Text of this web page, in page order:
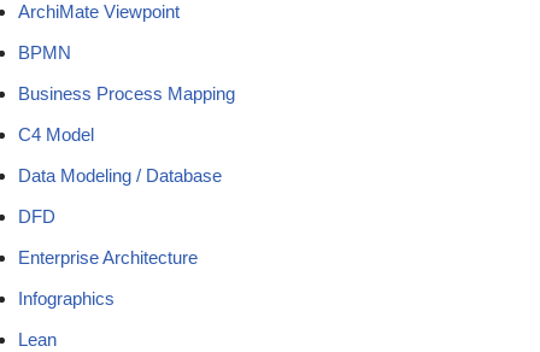
ArchiMate Viewpoint
BPMN
Business Process Mapping
C4 Model
Data Modeling / Database
DFD
Enterprise Architecture
Infographics
Lean